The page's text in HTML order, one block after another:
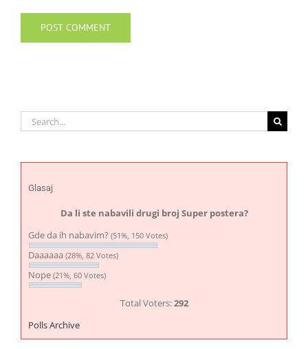
Search
for:
Glasaj
Da li ste nabavili drugi broj Super postera?
Gde da ih nabavim? (51%, 150 Votes)
Daaaaaa (28%, 82 Votes)
Nope (21%, 60 Votes)
Total Voters:292
Polls Archive